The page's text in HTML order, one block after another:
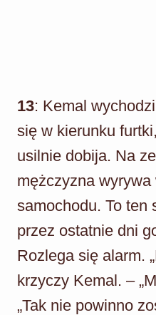
13: Kemal
się w kierunku
usilnie dobija. Na
mężczyzna
samochodu. To ten
przez ostatnie dni
Rozlega się alarm.
krzyczy Kemal. –
„Tak nie powinno